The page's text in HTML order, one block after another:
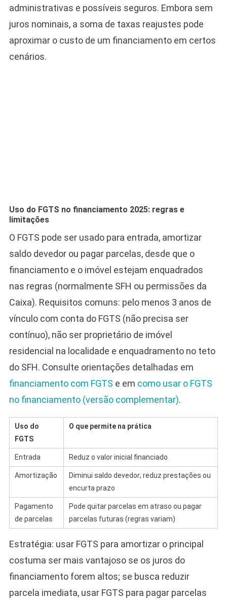
administrativas e possíveis seguros. Embora sem
juros nominais, a soma de taxas reajustes pode
aproximar o custo de um financiamento em certos
cenários.
Uso do FGTS no financiamento 2025: regras e
limitações
O FGTS pode ser usado para entrada, amortizar
saldo devedor ou pagar parcelas, desde que o
financiamento e o imóvel estejam enquadrados
nas regras (normalmente SFH ou permissões da
Caixa). Requisitos comuns: pelo menos 3 anos de
vínculo com conta do FGTS (não precisa ser
contínuo), não ser proprietário de imóvel
residencial na localidade e enquadramento no teto
do SFH. Consulte orientações detalhadas em
financiamento com FGTS e em como usar o FGTS
no financiamento (versão complementar).
Uso do
FGTS
O que permite na prática
Entrada Reduz o valor inicial financiado
Amortização
Diminui saldo devedor; reduz prestações ou
encurta prazo
Pagamento
de parcelas
Pode quitar parcelas em atraso ou pagar
parcelas futuras (regras variam)
Estratégia: usar FGTS para amortizar o principal
costuma ser mais vantajoso se os juros do
financiamento forem altos; se busca reduzir
parcela imediata, usar FGTS para pagar parcelas